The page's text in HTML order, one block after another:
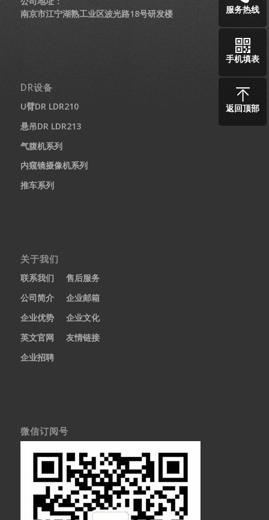
南京市江宁湖熟工业区波光路18号研发楼
DR设备
U臂DR LDR210
悬吊DR LDR213
气腹机系列
内窥镜摄像机系列
推车系列
关于我们
联系我们
售后服务
公司简介
企业邮箱
企业优势
企业文化
英文官网
友情链接
企业招聘
微信订阅号
服务热线
手机填表
返回顶部